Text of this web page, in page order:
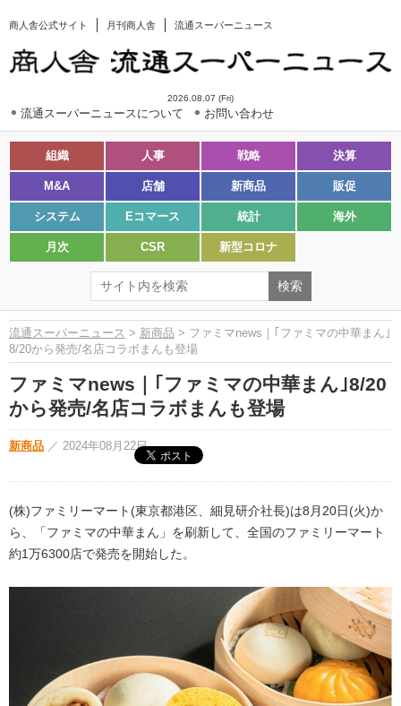
商人舎公式サイト 月刊商人舎 流通スーパーニュース
2026.08.07 (Fri)
流通スーパーニュースについて お問い合わせ
組織 人事 戦略 決算
M&A 店舗 新商品 販促
システム Eコマース 統計 海外
月次 CSR 新型コロナ
流通スーパーニュース > 新商品 > ファミマnews｜｢ファミマの中華まん｣
8/20から発売/名店コラボまんも登場
ファミマnews｜｢ファミマの中華まん｣8/20
から発売/名店コラボまんも登場
新商品 ／ 2024年08月22日
(株)ファミリーマート(東京都港区、細見研介社長)は8月20日(火)か
ら、「ファミマの中華まん」を刷新して、全国のファミリーマート
約1万6300店で発売を開始した。